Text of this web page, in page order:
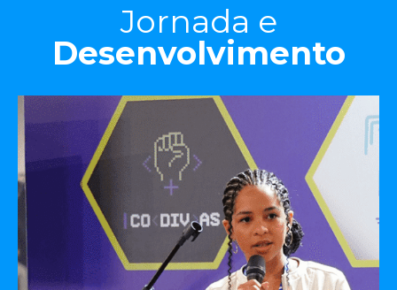
Jornada e
Desenvolvimento